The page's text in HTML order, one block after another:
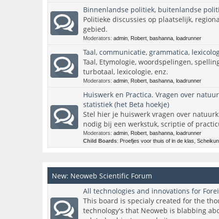
Binnenlandse politiek, buitenlandse
Politieke discussies op plaatselijk,
gebied.
Moderators: admin Robert bashanna loadrunner
Taal, communicatie, grammatica,
Taal, Etymologie, woordspelingen,
turbotaal, lexicologie, enz.
Moderators: admin Robert bashanna loadrunner
Huiswerk en Practica. Vragen over
statistiek (het Beta hoekje)
Stel hier je huiswerk vragen over
nodig bij een werkstuk, scriptie of
Moderators: admin Robert bashanna loadrunner
Child Boards: Proefjes voor thuis of in de klas
New: Neoweb Scientific Forum
All technologies and innovations for
This board is specialy created for the
technology's that Neoweb is blabbing